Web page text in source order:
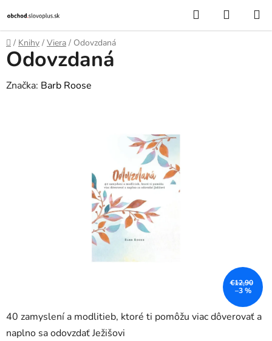
na
obsah
Hľadať
KOŠÍK
Domov
/ Knihy / Viera / Odovzdaná
40 zamyslení a modlitieb, ktoré ti pomôžu viac dôverovať a
naplno sa odovzdať Ježišovi
Odovzdaná
Značka: Barb Roose
€12,90
–3 %